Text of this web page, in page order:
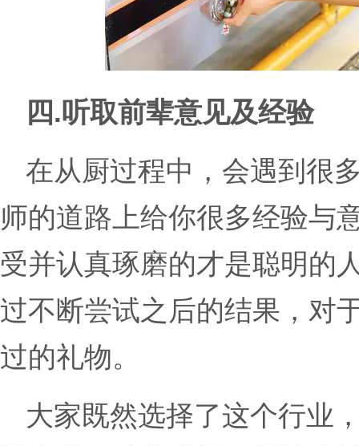
四.听取前辈意见及经验
在从厨过程中，会遇到很
师的道路上给你很多经验与
受并认真琢磨的才是聪明的
过不断尝试之后的结果，对
过的礼物。
大家既然选择了这个行业